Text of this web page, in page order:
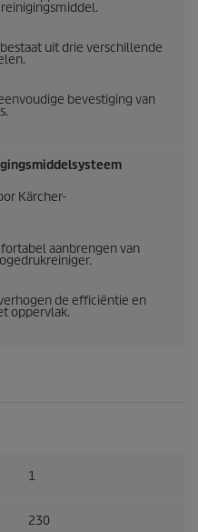
uit drie verschillende
bevestiging van
Kärcher-
aanbrengen van
de efficiëntie en
oppervlak.
1
230